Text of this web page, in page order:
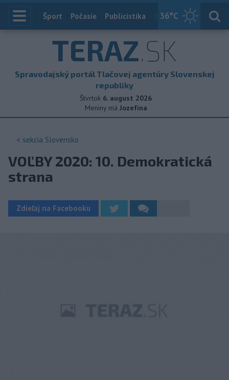
36°C
Index
Šport Počasie Publicistika Slovensko
TERAZ.SK
Spravodajský portál Tlačovej agentúry Slovenskej
republiky
Štvrtok 6. august 2026
Meniny má Jozefína
< sekcia Slovensko
VOĽBY 2020: 10. Demokratická
strana
Zdieľaj na Facebooku